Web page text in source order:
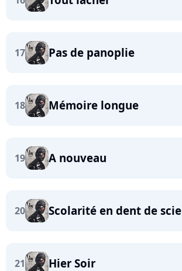
17 Pas de panoplie
18 Mémoire longue
19 A nouveau
20 Scolarité en dent de scie
21 Hier Soir